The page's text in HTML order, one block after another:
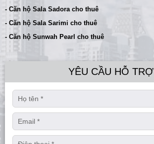
- Căn hộ Sala Sadora cho thuê
- Căn hộ Sala Sarimi cho thuê
- Căn hộ Sunwah Pearl cho thuê
YÊU CẦU HỖ TRỢ